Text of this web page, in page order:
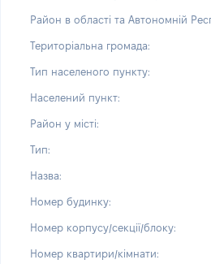
Район в області та Автономній
Територіальна громада:
Тип населеного пункту:
Населений пункт:
Район у місті:
Тип:
Назва:
Номер будинку:
Номер корпусу/секції/блоку:
Номер квартири/кімнати: